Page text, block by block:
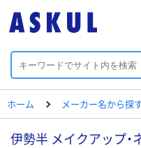
ホーム メーカー名から探す
伊勢半 メイクアップ・